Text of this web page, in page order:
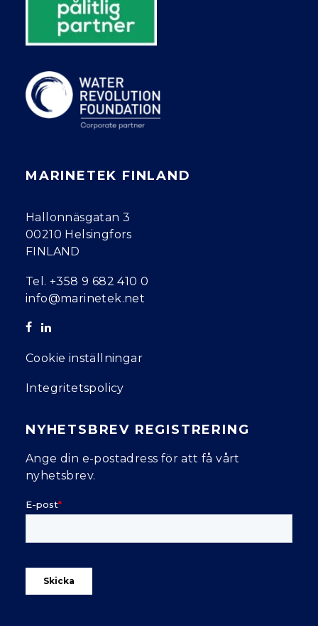
MARINETEK FINLAND
Hallonnäsgatan 3
00210 Helsingfors
FINLAND
Tel. +358 9 682 410 0
info@marinetek.net
Cookie inställningar
Integritetspolicy
NYHETSBREV REGISTRERING
Ange din e-postadress för att få vårt
nyhetsbrev.